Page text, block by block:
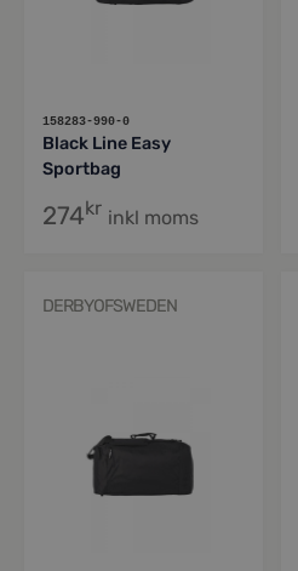
158283-990-0
Black Line Easy
Sportbag
274kr inkl moms
DERBYOFSWEDEN